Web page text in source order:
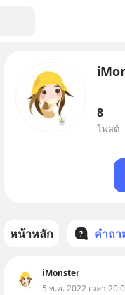
8
โพสต์
หน้าหลัก คำถา
iMonster
5 พ.ค. 2022 เวลา